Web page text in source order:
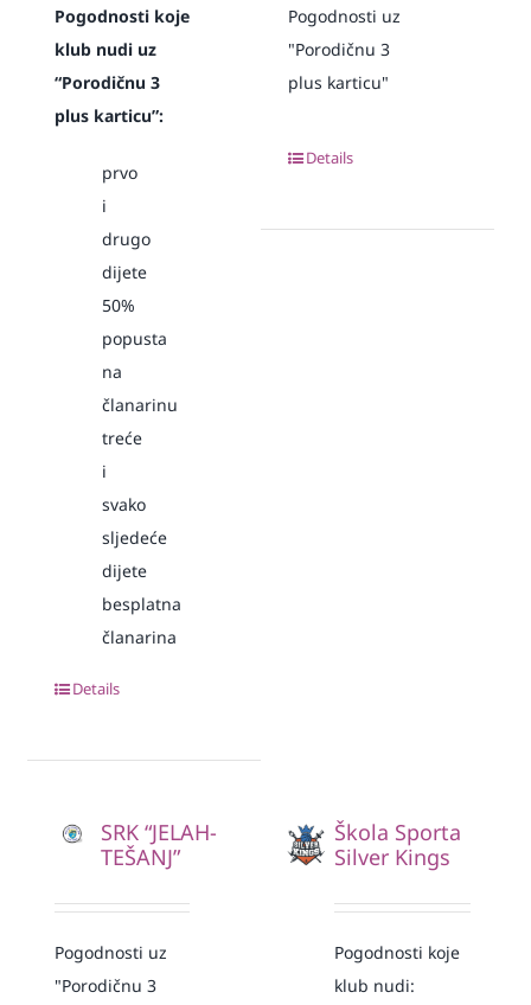
Pogodnosti koje
klub nudi uz
“Porodičnu 3
plus karticu”:
prvo
i
drugo
dijete
50%
popusta
na
članarinu
treće
i
svako
sljedeće
dijete
besplatna
članarina
Details
Pogodnosti uz
"Porodičnu 3
plus karticu"
Details
SRK “JELAH-
TEŠANJ”
Pogodnosti uz
"Porodičnu 3
Škola Sporta
Silver Kings
Pogodnosti koje
klub nudi: